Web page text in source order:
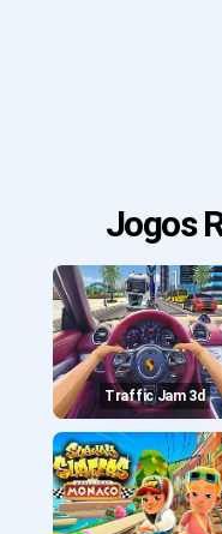
Jogos
Traffic Jam 3d